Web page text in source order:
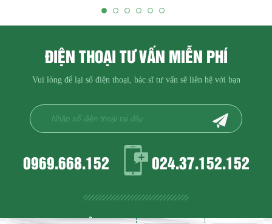
ĐIỆN THOẠI TƯ VẤN MIỄN PHÍ
Vui lòng để lại số điện thoại, bác sĩ tư vấn sẽ liên hệ với bạn
0969.668.152 024.37.152.152